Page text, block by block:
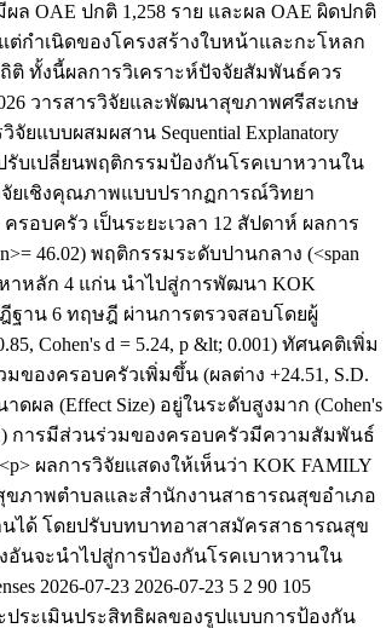
ล OAE ปกติ 1,258 ราย และผล OAE ผิดปกติ
ต่กำเนิดของโครงสร้างใบหน้าและกะโหลก
ติ ทั้งนี้ผลการวิเคราะห์ปัจจัยสัมพันธ์ควร
วารสารวิจัยและพัฒนาสุขภาพศรีสะเกษ
ยแบบผสมผสาน Sequential Explanatory
บเปลี่ยนพฤติกรรมป้องกันโรคเบาหวานใน
วิจัยเชิงคุณภาพแบบปรากฏการณ์วิทยา
อบครัว เป็นระยะเวลา 12 สัปดาห์ ผลการ
46.02) พฤติกรรมระดับปานกลาง (<span
อหาหลัก 4 แก่น นำไปสู่การพัฒนา KOK
ฎีฐาน 6 ทฤษฎี ผ่านการตรวจสอบโดยผู้
Cohen's d = 5.24, p &lt; 0.001) ทัศนคติเพิ่ม
วมของครอบครัวเพิ่มขึ้น (ผลต่าง +24.51, S.D.
ดผล (Effect Size) อยู่ในระดับสูงมาก (Cohen's
การมีส่วนร่วมของครอบครัวมีความสัมพันธ์
ผลการวิจัยแสดงให้เห็นว่า KOK FAMILY
ขภาพตำบลและสำนักงานสาธารณสุขอำเภอ
ได้ โดยปรับบทบาทอาสาสมัครสาธารณสุข
นจะนำไปสู่การป้องกันโรคเบาหวานใน
2026-07-23 2026-07-23 5 2 90 105
ประเมินประสิทธิผลของรูปแบบการป้องกัน